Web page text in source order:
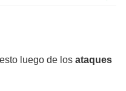
luego de los ataques